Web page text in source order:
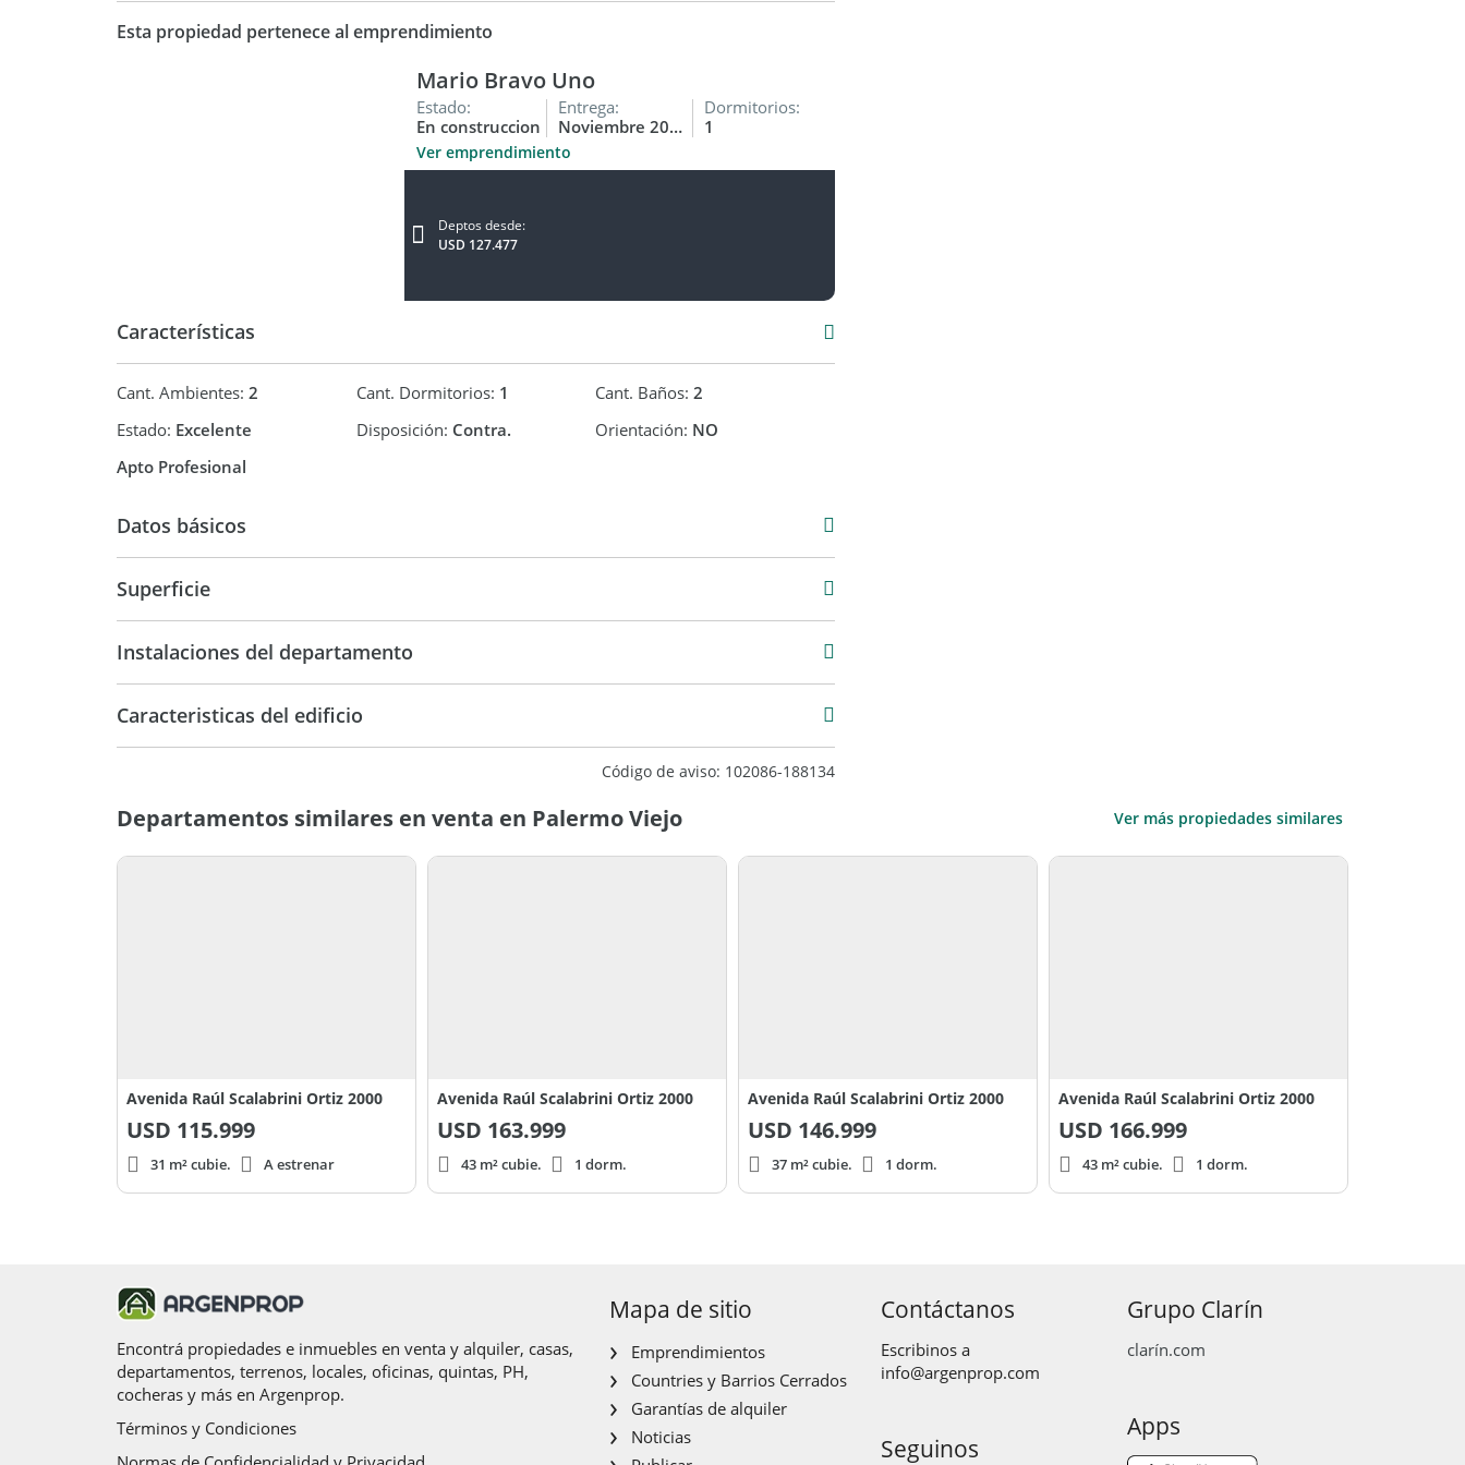
Financiación.
Pesos con ajuste de la Cámara Argentina de la Construcción.
Brokers Inmobiliarios- Emprendimientos.
Esta propiedad pertenece al emprendimiento
Mario Bravo Uno
Estado:
En construccion
Entrega:
Noviembre 2026
Dormitorios:
1
Ver emprendimiento
Deptos desde:
USD 127.477
Características
Cant. Ambientes: 2 Cant. Dormitorios: 1 Cant. Baños:2
Estado: Excelente Disposición: Contra. Orientación: NO
Apto Profesional
Datos básicos
Departamento
Superficie
Instalaciones del departamento
Caracteristicas del edificio
Medianeras
Código de aviso: 102086-188134
Departamentos similares en venta en Palermo Viejo Ver más propiedades similares
Avenida Raúl Scalabrini Ortiz 2000
USD 115.999
31 m² cubie. A estrenar
Avenida Raúl Scalabrini Ortiz 2000
USD 163.999
43 m² cubie. 1 dorm.
Avenida Raúl Scalabrini Ortiz 2000
USD 146.999
37 m² cubie. 1 dorm.
Avenida Raúl Scalabrini Ortiz 2000
USD 166.999
43 m² cubie. 1 dorm.
Encontrá propiedades e inmuebles en venta y alquiler, casas,
departamentos, terrenos, locales, oficinas, quintas, PH,
cocheras y más en Argenprop.
Términos y Condiciones
Mapa de sitio
Emprendimientos
Countries y Barrios Cerrados
Garantías de alquiler
Noticias
Contáctanos
Escribinos a
info@argenprop.com
Seguinos
Grupo Clarín
clarín.com
Apps